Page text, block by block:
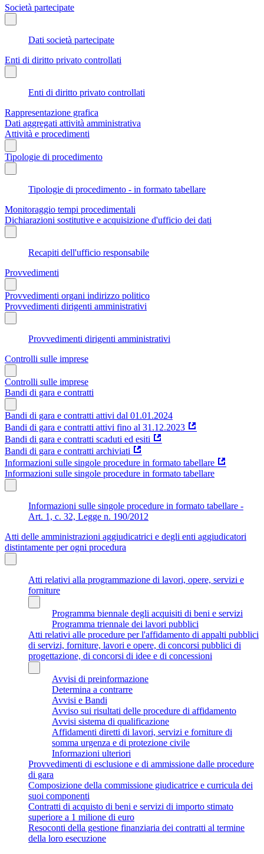
Società partecipate
Dati società partecipate
Enti di diritto privato controllati
Enti di diritto privato controllati
Rappresentazione grafica
Dati aggregati attività amministrativa
Attività e procedimenti
Tipologie di procedimento
Tipologie di procedimento - in formato tabellare
Monitoraggio tempi procedimentali
Dichiarazioni sostitutive e acquisizione d'ufficio dei dati
Recapiti dell'ufficio responsabile
Provvedimenti
Provvedimenti organi indirizzo politico
Provvedimenti dirigenti amministrativi
Provvedimenti dirigenti amministrativi
Controlli sulle imprese
Controlli sulle imprese
Bandi di gara e contratti
Bandi di gara e contratti attivi dal 01.01.2024
Bandi di gara e contratti attivi fino al 31.12.2023
Bandi di gara e contratti scaduti ed esiti
Bandi di gara e contratti archiviati
Informazioni sulle singole procedure in formato tabellare
Informazioni sulle singole procedure in formato tabellare
Informazioni sulle singole procedure in formato tabellare -
Art. 1, c. 32, Legge n. 190/2012
Atti delle amministrazioni aggiudicatrici e degli enti aggiudicatori
distintamente per ogni procedura
Atti relativi alla programmazione di lavori, opere, servizi e
forniture
Programma biennale degli acquisiti di beni e servizi
Programma triennale dei lavori pubblici
Atti relativi alle procedure per l'affidamento di appalti pubblici
di servizi, forniture, lavori e opere, di concorsi pubblici di
progettazione, di concorsi di idee e di concessioni
Avvisi di preinformazione
Determina a contrarre
Avvisi e Bandi
Avviso sui risultati delle procedure di affidamento
Avvisi sistema di qualificazione
Affidamenti diretti di lavori, servizi e forniture di
somma urgenza e di protezione civile
Informazioni ulteriori
Provvedimenti di esclusione e di ammissione dalle procedure
di gara
Composizione della commissione giudicatrice e curricula dei
suoi componenti
Contratti di acquisto di beni e servizi di importo stimato
superiore a 1 milione di euro
Resoconti della gestione finanziaria dei contratti al termine
della loro esecuzione